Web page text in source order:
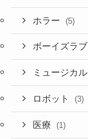
ホラー (5)
ボーイズラブ
ミュージカル
ロボット (3)
医療 (1)